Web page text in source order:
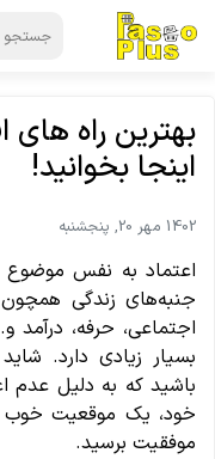
بهترین راه های
اینجا بخوانید!
1402 مهر 20, پنجشنبه
اعتماد به نفس موضوع
جنبه‌های زندگی
اجتماعی، حرفه، درآمد
بسیار زیادی دارد.
باشید که به دلیل عدم
خود، یک موقعیت خوب
موفقیت برسید.